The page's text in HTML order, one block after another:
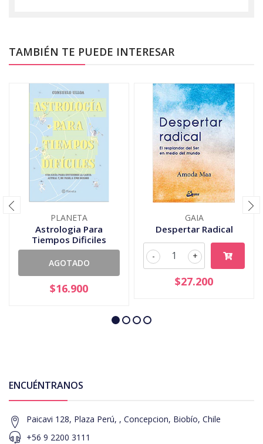
TAMBIÉN TE PUEDE INTERESAR
PLANETA
Astrologia Para
Tiempos Dificiles
AGOTADO
$16.900
GAIA
Despertar Radical
+
-
$27.200
ENCUÉNTRANOS
Paicavi 128, Plaza Perú, , Concepcion, Biobío, Chile
+56 9 2200 3111